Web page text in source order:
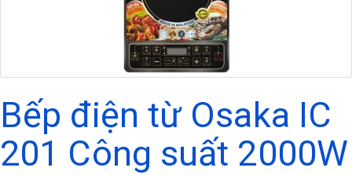
Bếp điện từ Osaka IC
201 Công suất 2000W